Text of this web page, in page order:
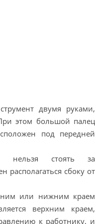
двумя руками,
этом большой палец
под передней
нельзя стоять за
располагаться сбоку от
или нижним краем
верхним краем,
к работнику, и